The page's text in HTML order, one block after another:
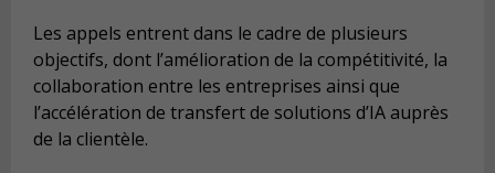
Les appels entrent dans le cadre de plusieurs
objectifs, dont l’amélioration de la compétitivité, la
collaboration entre les entreprises ainsi que
l’accélération de transfert de solutions d’IA auprès
de la clientèle.